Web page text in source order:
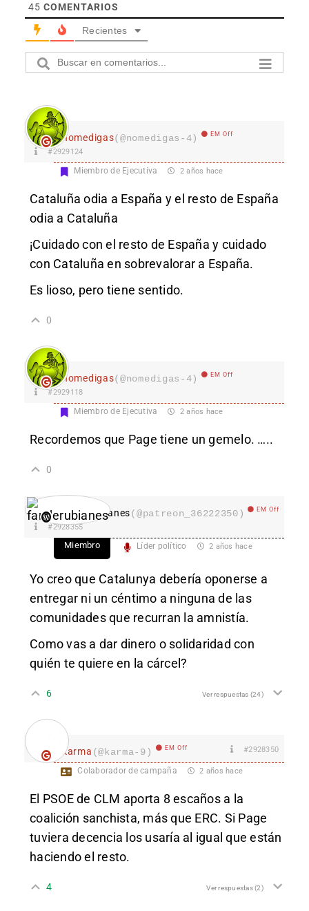
45 COMENTARIOS
Recientes
nomedigas(@nomedigas-4) EM Off
#2929124
Miembro de Ejecutiva 2 años hace
Cataluña odia a España y el resto de España
odia a Cataluña
¡Cuidado con el resto de España y cuidado
con Cataluña en sobrevalorar a España.
Es lioso, pero tiene sentido.
0
nomedigas(@nomedigas-4) EM Off
#2929118
Miembro de Ejecutiva 2 años hace
Recordemos que Page tiene un gemelo. …..
0
fanderubianes(@patreon_36222350) EM Off
#2928355
Miembro Líder político 2 años hace
Yo creo que Catalunya debería oponerse a
entregar ni un céntimo a ninguna de las
comunidades que recurran la amnistía.
Como vas a dar dinero o solidaridad con
quién te quiere en la cárcel?
6 Ver respuestas (24)
karma (@karma-9) EM Off #2928350
Colaborador de campaña 2 años hace
El PSOE de CLM aporta 8 escaños a la
coalición sanchista, más que ERC. Si Page
tuviera decencia los usaría al igual que están
haciendo el resto.
4 Ver respuestas(2)